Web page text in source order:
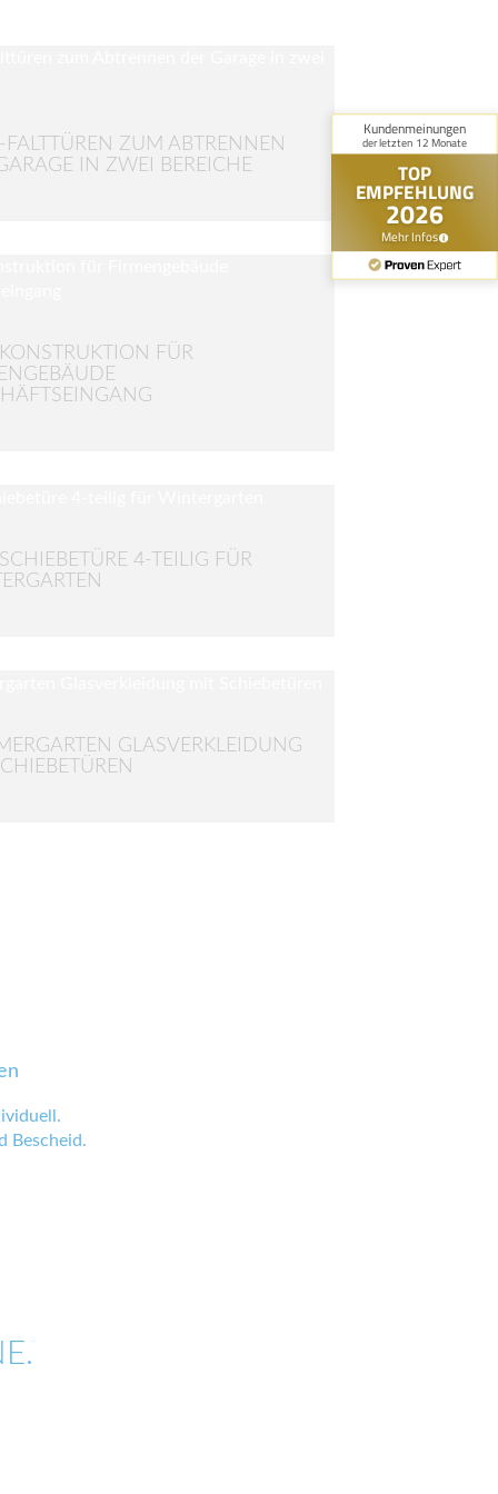
FALTTÜREN ZUM ABTRENNEN
IN ZWEI BEREICHE
FÜR
4-TEILIG FÜR
GLASVERKLEIDUNG
Bescheid.